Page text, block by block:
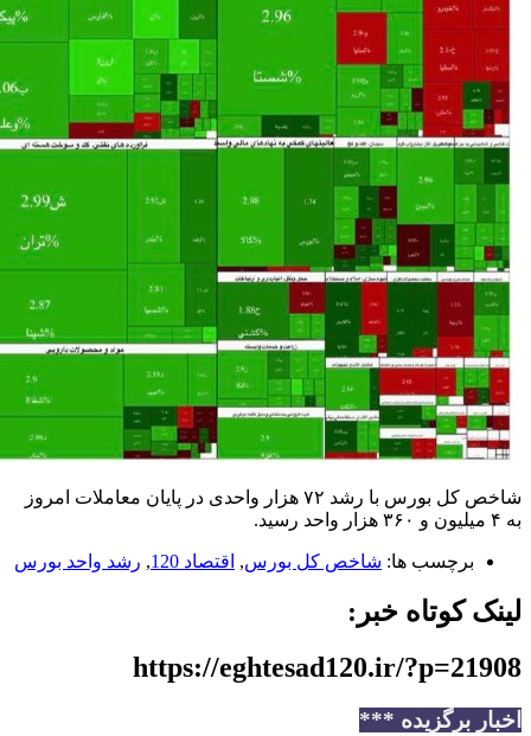
شاخص کل بورس با رشد ۷۲ هزار واحدی در پایان معاملات امروز
ها:شاخص کل بورس , اقتصاد 120 ,رشد واحد بورس
کوتاه خبر:
https://eghtesad120.ir/
برگزیده ***